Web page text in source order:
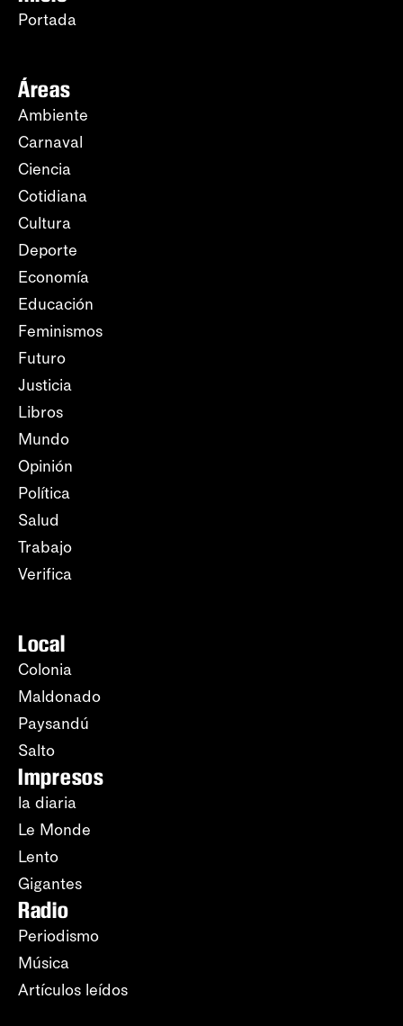
Portada
Áreas
Ambiente
Carnaval
Ciencia
Cotidiana
Cultura
Deporte
Economía
Educación
Feminismos
Futuro
Justicia
Libros
Mundo
Opinión
Política
Salud
Trabajo
Verifica
Local
Colonia
Maldonado
Paysandú
Salto
Impresos
la diaria
Le Monde
Lento
Gigantes
Radio
Periodismo
Música
Artículos leídos